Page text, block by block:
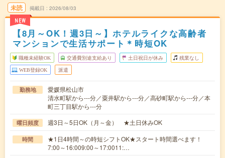
未読
NEW
掲載日 2026/08/03
【8月～OK！週3日～】ホテルライクな高齢者
マンションで生活サポート＊時短OK
職種未経験OK 交通費別途支給あり 土日祝日が休み 残業なし
WEB登録OK 派遣
勤務地
愛媛県松山市
清水町駅から---分／粟井駅から---分／高砂町駅から---分／本
町三丁目駅から---分
曜日頻度 週3日～5日OK（月～金） ★土日休みOK
時間
★1日4時間～の時短シフトOK★スタート時間選べます！
7:00～16:009:00～17:0011:…